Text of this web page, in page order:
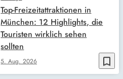
bookmark_border
5. Aug. 2026
Top-Freizeitattraktionen in
München: 12 Highlights, die
Touristen wirklich sehen
sollten